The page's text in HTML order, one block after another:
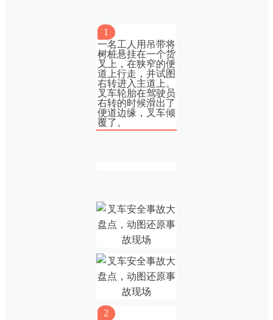
1
一名工人用吊带将
树桩悬挂在一个货
叉上，在狭窄的便
道上行走，并试图
右转进入主道上。
叉车轮胎在驾驶员
右转的时候滑出了
便道边缘，叉车倾
覆了。
2